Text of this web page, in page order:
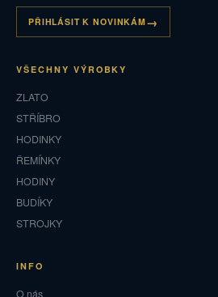
PŘIHLÁSIT K NOVINKÁM
VŠECHNY VÝROBKY
ZLATO
STŘÍBRO
HODINKY
ŘEMÍNKY
HODINY
BUDÍKY
STROJKY
INFO
O nás